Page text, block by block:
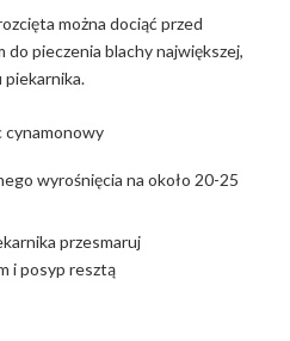
można dociąć przed
do pieczenia blachy największej,
wyrośnięcia na około 20-25
przesmaruj
i posyp resztą